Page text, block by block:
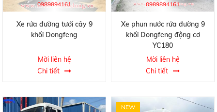
0989894161
Xe rửa đường tưới cây 9
khối Dongfeng
Mời liên hệ
Chi tiết
0989894161
Xe phun nước rửa đường 9
khối Dongfeng động cơ
YC180
Mời liên hệ
Chi tiết
NEW